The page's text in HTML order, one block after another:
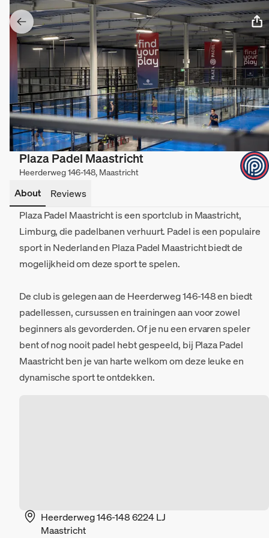
Plaza Padel Maastricht
Heerderweg 146-148, Maastricht
About
Reviews
Plaza Padel Maastricht is een sportclub in Maastricht,
Limburg, die padelbanen verhuurt. Padel is een populaire
sport in Nederland en Plaza Padel Maastricht biedt de
mogelijkheid om deze sport te spelen.
De club is gelegen aan de Heerderweg 146-148 en biedt
padellessen, cursussen en trainingen aan voor zowel
beginners als gevorderden. Of je nu een ervaren speler
bent of nog nooit padel hebt gespeeld, bij Plaza Padel
Maastricht ben je van harte welkom om deze leuke en
dynamische sport te ontdekken.
Heerderweg 146-148 6224 LJ
Maastricht